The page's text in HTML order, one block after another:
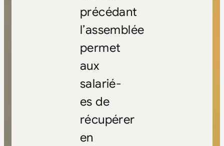
précédant
l’assemblée
permet
aux
salarié-
es de
récupérer
en